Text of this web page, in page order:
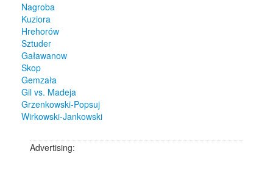
Nagroba
Kuziora
Hrehorów
Sztuder
Gaławanow
Skop
Gemzała
Gil vs. Madeja
Grzenkowski-Popsuj
Wirkowski-Jankowski
Advertising: